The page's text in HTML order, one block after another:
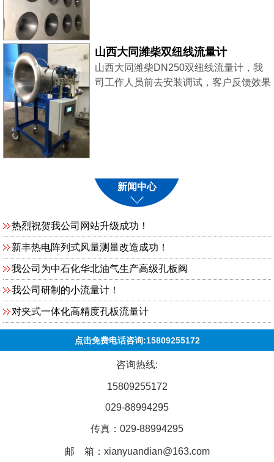
山西大同潍柴双纽线流量计
山西大同潍柴DN250双纽线流量计，我
司工作人员前去安装调试，客户反馈效果
新闻中心
热烈祝贺我公司网站升级成功！
新丰热电阵列式风量测量改造成功！
我公司为中石化华北油气生产高级孔板阀
我公司研制的小流量计！
对夹式一体化高精度孔板流量计
点击免费电话咨询:15809255172
咨询热线:
15809255172
029-88994295
传真：029-88994295
邮 箱：xianyuandian@163.com